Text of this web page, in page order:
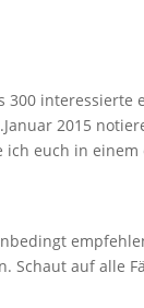
interessierte
2015
euch in einem
Schaut auf alle